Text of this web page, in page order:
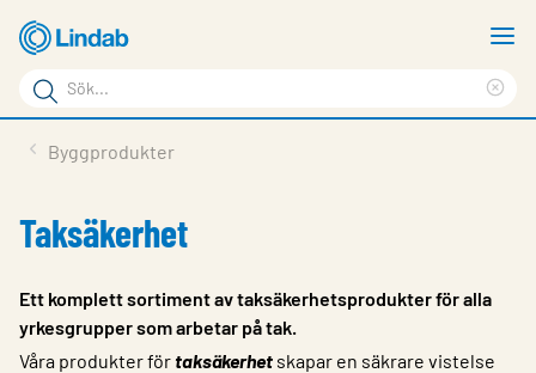
Hoppa
till
huvudinnehållet
Sökord
Sök
på
Service & Support
Om Lindab
Byggprodukter
Taksäkerhet
Ett komplett sortiment av taksäkerhetsprodukter för alla
yrkesgrupper som arbetar på tak.
Våra produkter för taksäkerhet skapar en säkrare vistelse